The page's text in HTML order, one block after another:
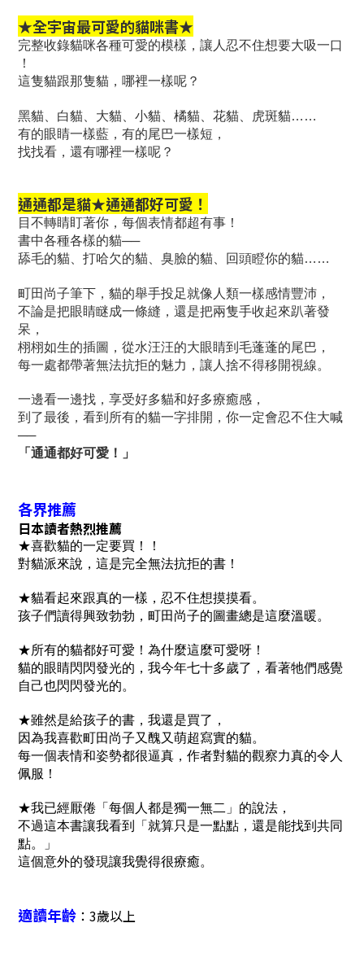
★全宇宙最可愛的貓咪書★
完整收錄貓咪各種可愛的模樣，讓人忍不住想要大吸一口
！
這隻貓跟那隻貓，哪裡一樣呢？
黑貓、白貓、大貓、小貓、橘貓、花貓、虎斑貓……
有的眼睛一樣藍，有的尾巴一樣短，
找找看，還有哪裡一樣呢？
通通都是貓★通通都好可愛！
目不轉睛盯著你，每個表情都超有事！
書中各種各樣的貓──
舔毛的貓、打哈欠的貓、臭臉的貓、回頭瞪你的貓……
町田尚子筆下，貓的舉手投足就像人類一樣感情豐沛，
不論是把眼睛瞇成一條縫，還是把兩隻手收起來趴著發
呆，
栩栩如生的插圖，從水汪汪的大眼睛到毛蓬蓬的尾巴，
每一處都帶著無法抗拒的魅力，讓人捨不得移開視線。
一邊看一邊找，享受好多貓和好多療癒感，
到了最後，看到所有的貓一字排開，你一定會忍不住大喊
──
「通通都好可愛！」
各界推薦
日本讀者熱烈推薦
★喜歡貓的一定要買！！
對貓派來說，這是完全無法抗拒的書！
★貓看起來跟真的一樣，忍不住想摸摸看。
孩子們讀得興致勃勃，町田尚子的圖畫總是這麼溫暖。
★所有的貓都好可愛！為什麼這麼可愛呀！
貓的眼睛閃閃發光的，我今年七十多歲了，看著牠們感覺
自己也閃閃發光的。
★雖然是給孩子的書，我還是買了，
因為我喜歡町田尚子又醜又萌超寫實的貓。
每一個表情和姿勢都很逼真，作者對貓的觀察力真的令人
佩服！
★我已經厭倦「每個人都是獨一無二」的說法，
不過這本書讓我看到「就算只是一點點，還是能找到共同
點。」
這個意外的發現讓我覺得很療癒。
適讀年齡 ： 3歲以上